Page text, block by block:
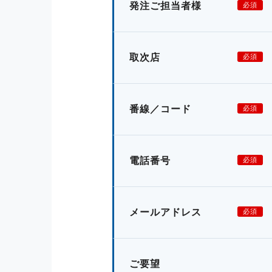
発注ご担当者様 必須
取次店 必須
番線／コード 必須
電話番号 必須
メールアドレス 必須
ご要望